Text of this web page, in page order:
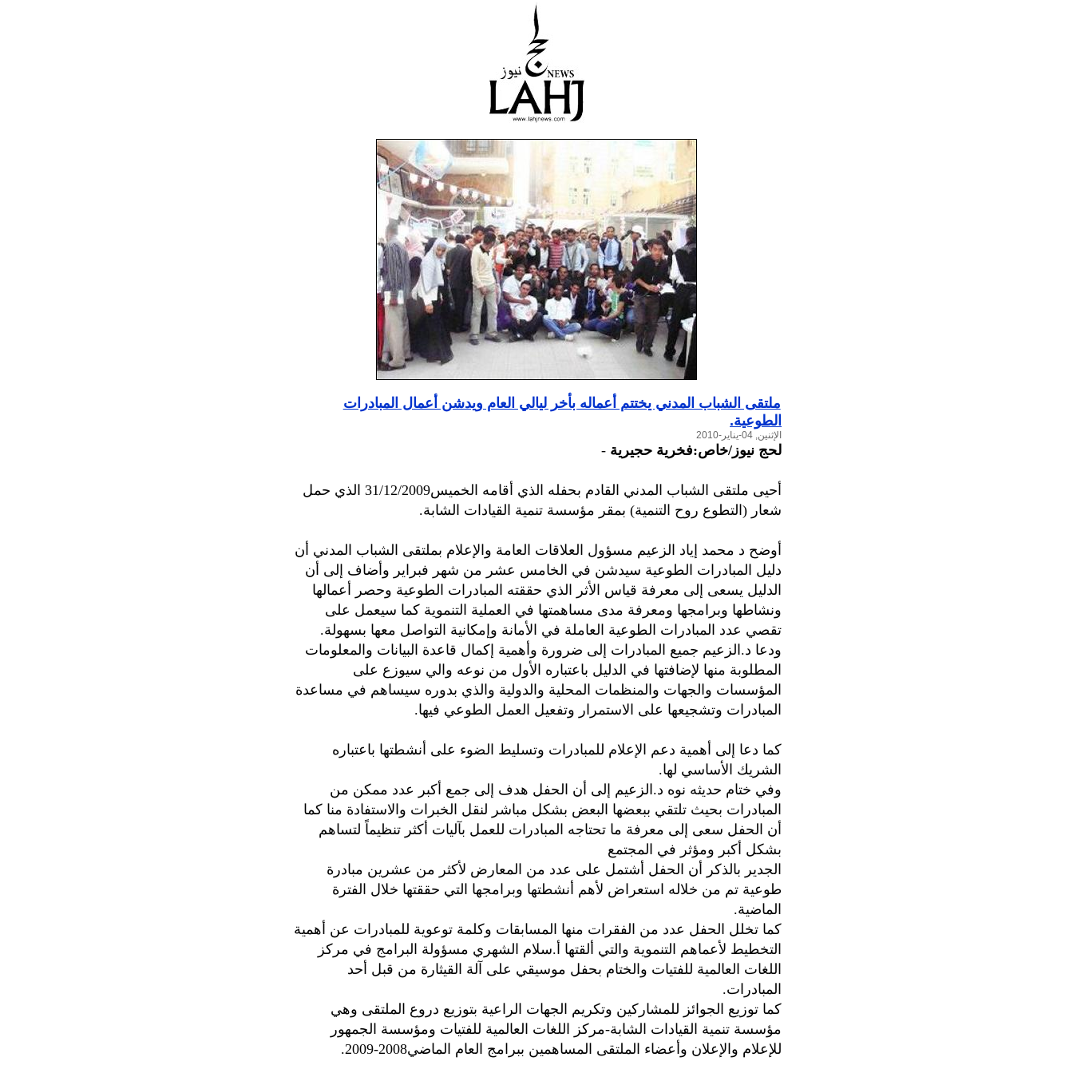
ملتقى الشباب المدني يختتم أعماله بأخر ليالي العام ويدشن أعمال المبادرات
الطوعية.
الإثنين, 04-يناير-2010
لحج نيوز/خاص:فخرية حجيرية -
أحيى ملتقى الشباب المدني القادم بحفله الذي أقامه الخميس31/12/2009 الذي حمل
شعار (التطوع روح التنمية) بمقر مؤسسة تنمية القيادات الشابة.
أوضح د محمد إياد الزعيم مسؤول العلاقات العامة والإعلام بملتقى الشباب المدني أن
دليل المبادرات الطوعية سيدشن في الخامس عشر من شهر فبراير وأضاف إلى أن
الدليل يسعى إلى معرفة قياس الأثر الذي حققته المبادرات الطوعية وحصر أعمالها
ونشاطها وبرامجها ومعرفة مدى مساهمتها في العملية التنموية كما سيعمل على
تقصي عدد المبادرات الطوعية العاملة في الأمانة وإمكانية التواصل معها بسهولة.
ودعا د.الزعيم جميع المبادرات إلى ضرورة وأهمية إكمال قاعدة البيانات والمعلومات
المطلوبة منها لإضافتها في الدليل باعتباره الأول من نوعه والي سيوزع على
المؤسسات والجهات والمنظمات المحلية والدولية والذي بدوره سيساهم في مساعدة
المبادرات وتشجيعها على الاستمرار وتفعيل العمل الطوعي فيها.
كما دعا إلى أهمية دعم الإعلام للمبادرات وتسليط الضوء على أنشطتها باعتباره
الشريك الأساسي لها.
وفي ختام حديثه نوه د.الزعيم إلى أن الحفل هدف إلى جمع أكبر عدد ممكن من
المبادرات بحيث تلتقي ببعضها البعض بشكل مباشر لنقل الخبرات والاستفادة منا كما
أن الحفل سعى إلى معرفة ما تحتاجه المبادرات للعمل بآليات أكثر تنظيماً لتساهم
بشكل أكبر ومؤثر في المجتمع
الجدير بالذكر أن الحفل أشتمل على عدد من المعارض لأكثر من عشرين مبادرة
طوعية تم من خلاله استعراض لأهم أنشطتها وبرامجها التي حققتها خلال الفترة
الماضية.
كما تخلل الحفل عدد من الفقرات منها المسابقات وكلمة توعوية للمبادرات عن أهمية
التخطيط لأعماهم التنموية والتي ألقتها أ.سلام الشهري مسؤولة البرامج في مركز
اللغات العالمية للفتيات والختام بحفل موسيقي على آلة القيثارة من قبل أحد
المبادرات.
كما توزيع الجوائز للمشاركين وتكريم الجهات الراعية بتوزيع دروع الملتقى وهي
مؤسسة تنمية القيادات الشابة-مركز اللغات العالمية للفتيات ومؤسسة الجمهور
للإعلام والإعلان وأعضاء الملتقى المساهمين ببرامج العام الماضي2008-2009.